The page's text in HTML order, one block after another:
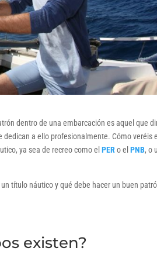
dentro de una embarcación es aquel que
dedican a ello profesionalmente. Cómo veréis
ya sea de recreo como elPERo elPNB, o
título náutico y qué debe hacer un buen
existen?